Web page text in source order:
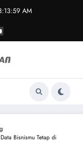
AM
Bisnismu Tetap di